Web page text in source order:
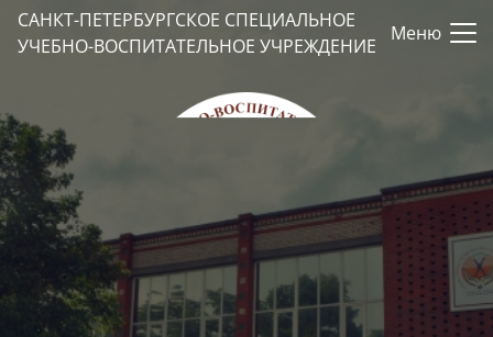
САНКТ-ПЕТЕРБУРГСКОЕ СПЕЦИАЛЬНОЕ
УЧЕБНО-ВОСПИТАТЕЛЬНОЕ УЧРЕЖДЕНИЕ
Меню